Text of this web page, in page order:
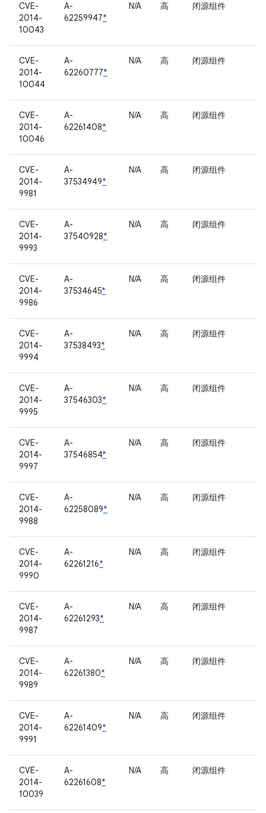
CVE-
2014-
10043
A-
62259947*
N/A 高 闭源组件
CVE-
2014-
10044
A-
62260777*
N/A 高 闭源组件
CVE-
2014-
10046
A-
62261408*
N/A 高 闭源组件
CVE-
2014-
9981
A-
37534949*
N/A 高 闭源组件
CVE-
2014-
9993
A-
37540928*
N/A 高 闭源组件
CVE-
2014-
9986
A-
37534645*
N/A 高 闭源组件
CVE-
2014-
9994
A-
37538493*
N/A 高 闭源组件
CVE-
2014-
9995
A-
37546303*
N/A 高 闭源组件
CVE-
2014-
9997
A-
37546854*
N/A 高 闭源组件
CVE-
2014-
9988
A-
62258089*
N/A 高 闭源组件
CVE-
2014-
9990
A-
62261216*
N/A 高 闭源组件
CVE-
2014-
9987
A-
62261293*
N/A 高 闭源组件
CVE-
2014-
9989
A-
62261380*
N/A 高 闭源组件
CVE-
2014-
9991
A-
62261409*
N/A 高 闭源组件
CVE-
2014-
10039
A-
62261608*
N/A 高 闭源组件